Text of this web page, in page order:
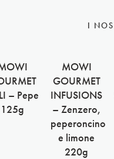
I
– Pepe
125g
MOWI
GOURMET
INFUSIONS
– Zenzero,
peperoncino
e limone
220g